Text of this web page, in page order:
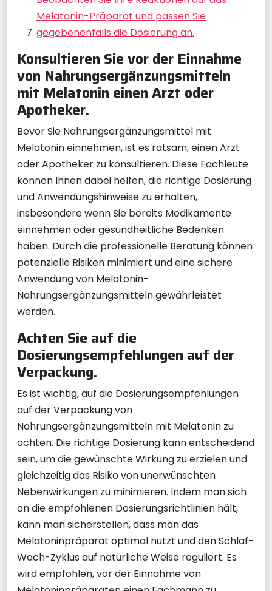
Melatonin-Präparat und passen Sie
gegebenenfalls die Dosierung an.
Konsultieren Sie vor der Einnahme
von Nahrungsergänzungsmitteln
mit Melatonin einen Arzt oder
Apotheker.
Bevor Sie Nahrungsergänzungsmittel mit
Melatonin einnehmen, ist es ratsam, einen Arzt
oder Apotheker zu konsultieren. Diese Fachleute
können Ihnen dabei helfen, die richtige Dosierung
und Anwendungshinweise zu erhalten,
insbesondere wenn Sie bereits Medikamente
einnehmen oder gesundheitliche Bedenken
haben. Durch die professionelle Beratung können
potenzielle Risiken minimiert und eine sichere
Anwendung von Melatonin-
Nahrungsergänzungsmitteln gewährleistet
werden.
Achten Sie auf die
Dosierungsempfehlungen auf der
Verpackung.
Es ist wichtig, auf die Dosierungsempfehlungen
auf der Verpackung von
Nahrungsergänzungsmitteln mit Melatonin zu
achten. Die richtige Dosierung kann entscheidend
sein, um die gewünschte Wirkung zu erzielen und
gleichzeitig das Risiko von unerwünschten
Nebenwirkungen zu minimieren. Indem man sich
an die empfohlenen Dosierungsrichtlinien hält,
kann man sicherstellen, dass man das
Melatoninpräparat optimal nutzt und den Schlaf-
Wach-Zyklus auf natürliche Weise reguliert. Es
wird empfohlen, vor der Einnahme von